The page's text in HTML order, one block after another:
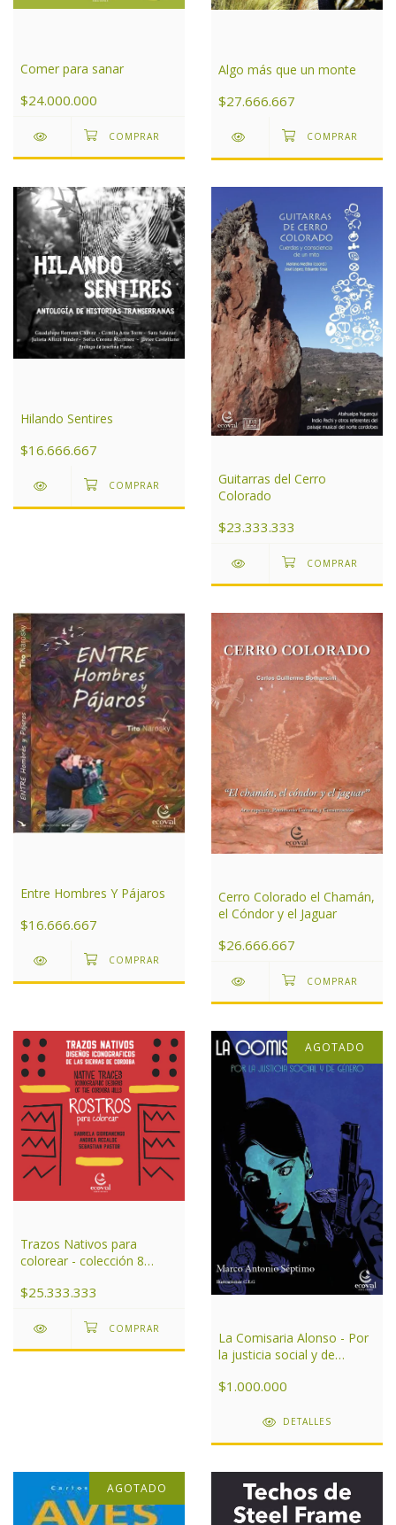
Comer para sanar
$24.000.000
Algo más que un monte
$27.666.667
Hilando Sentires
$16.666.667
Guitarras del Cerro
Colorado
$23.333.333
Entre Hombres Y Pájaros
$16.666.667
Cerro Colorado el Chamán,
el Cóndor y el Jaguar
$26.666.667
Trazos Nativos para
colorear - colección 8
$25.333.333
AGOTADO
La Comisaria Alonso - Por
la justicia social y de
$1.000.000
DETALLES
AGOTADO